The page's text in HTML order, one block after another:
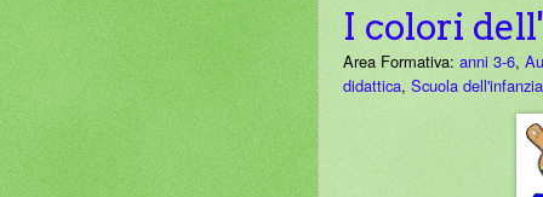
I colori
Area Formativa: anni 3-6,
didattica, Scuola dell'infanzia